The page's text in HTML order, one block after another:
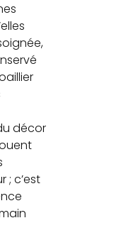
décor
; c’est